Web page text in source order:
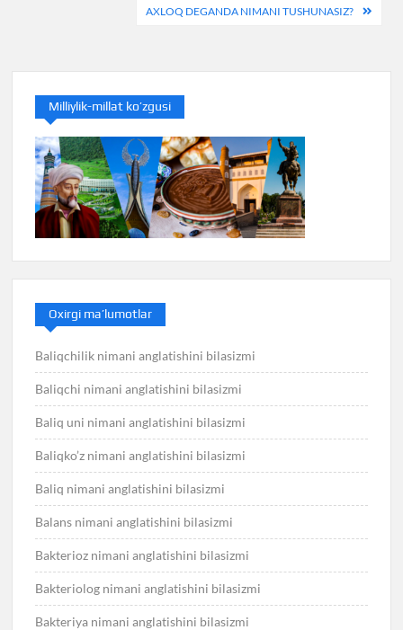
AXLOQ DEGANDA NIMANI TUSHUNASIZ?
Milliylik-millat ko’zgusi
Oxirgi ma’lumotlar
Baliqchilik nimani anglatishini bilasizmi
Baliqchi nimani anglatishini bilasizmi
Baliq uni nimani anglatishini bilasizmi
Baliqko’z nimani anglatishini bilasizmi
Baliq nimani anglatishini bilasizmi
Balans nimani anglatishini bilasizmi
Bakterioz nimani anglatishini bilasizmi
Bakteriolog nimani anglatishini bilasizmi
Bakteriya nimani anglatishini bilasizmi